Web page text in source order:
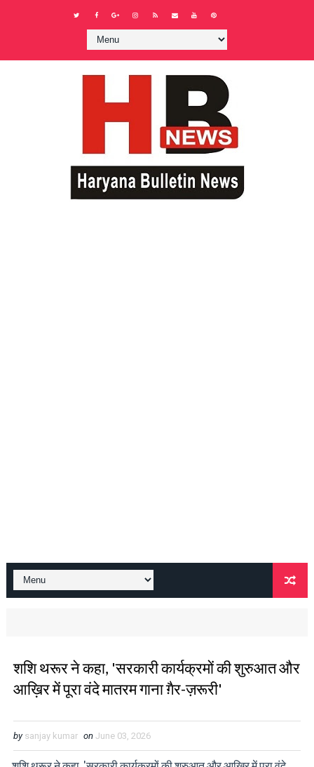
शशि थरूर ने कहा, 'सरकारी कार्यक्रमों की शुरुआत और
आख़िर में पूरा वंदे मातरम गाना ग़ैर-ज़रूरी'
by sanjay kumar on June 03, 2026